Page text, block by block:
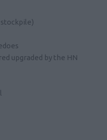
stockpile)
upgraded by the HN